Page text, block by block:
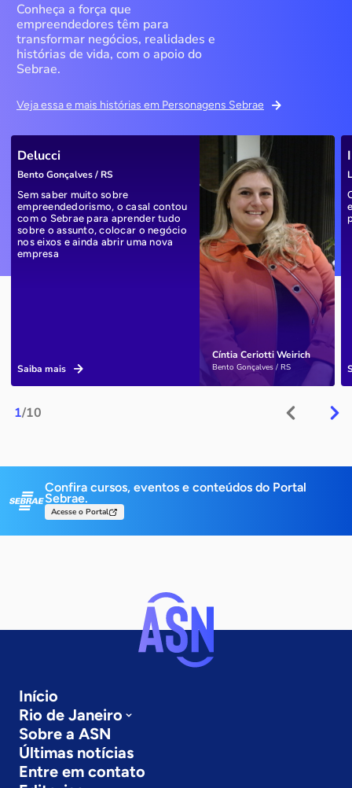
Conheça a força que
empreendedores têm para
transformar negócios, realidades e
histórias de vida, com o apoio do
Sebrae.
Veja essa e mais histórias em Personagens Sebrae
1/10
Cíntia Ceriotti Weirich
Bento Gonçalves / RS
Delucci
Bento Gonçalves / RS
Sem saber muito sobre
empreendedorismo, o casal contou
com o Sebrae para aprender tudo
sobre o assunto, colocar o negócio
nos eixos e ainda abrir uma nova
empresa
Saiba mais
Confira cursos, eventos e conteúdos do Portal
Sebrae.
Acesse o Portal
Início
Rio de Janeiro
Sobre a ASN
Últimas notícias
Entre em contato